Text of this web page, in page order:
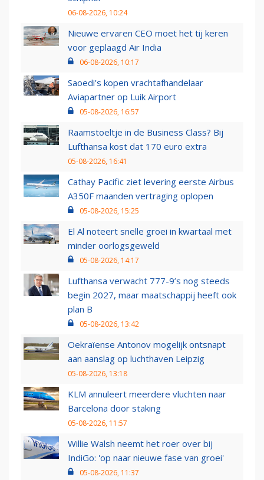
06-08-2026, 10:24
Nieuwe ervaren CEO moet het tij keren
voor geplaagd Air India
06-08-2026, 10:17
Saoedi’s kopen vrachtafhandelaar
Aviapartner op Luik Airport
05-08-2026, 16:57
Raamstoeltje in de Business Class? Bij
Lufthansa kost dat 170 euro extra
05-08-2026, 16:41
Cathay Pacific ziet levering eerste Airbus
A350F maanden vertraging oplopen
05-08-2026, 15:25
El Al noteert snelle groei in kwartaal met
minder oorlogsgeweld
05-08-2026, 14:17
Lufthansa verwacht 777-9’s nog steeds
begin 2027, maar maatschappij heeft ook
plan B
05-08-2026, 13:42
Oekraïense Antonov mogelijk ontsnapt
aan aanslag op luchthaven Leipzig
05-08-2026, 13:18
KLM annuleert meerdere vluchten naar
Barcelona door staking
05-08-2026, 11:57
Willie Walsh neemt het roer over bij
IndiGo: 'op naar nieuwe fase van groei'
05-08-2026, 11:37